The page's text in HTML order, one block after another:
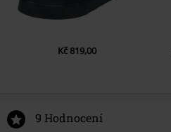
Kč 819,00
9 Hodnocení